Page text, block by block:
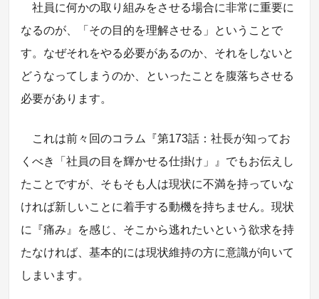
社員に何かの取り組みをさせる場合に非常に重要に
なるのが、「その目的を理解させる」ということで
す。なぜそれをやる必要があるのか、それをしないと
どうなってしまうのか、といったことを腹落ちさせる
必要があります。
これは前々回のコラム『第173話：社長が知ってお
くべき「社員の目を輝かせる仕掛け」』でもお伝えし
たことですが、そもそも人は現状に不満を持っていな
ければ新しいことに着手する動機を持ちません。現状
に『痛み』を感じ、そこから逃れたいという欲求を持
たなければ、基本的には現状維持の方に意識が向いて
しまいます。